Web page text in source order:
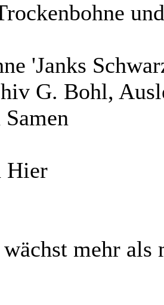
'Janks
G. Bohl,
Hier
mehr als